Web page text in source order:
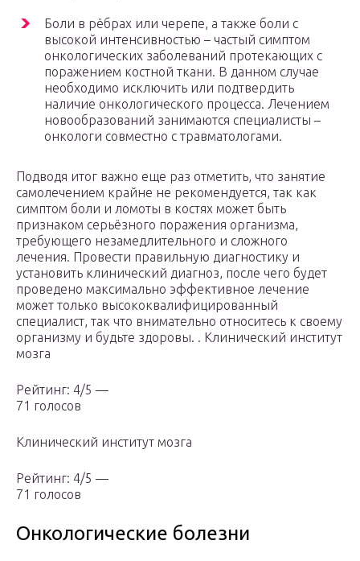
Боли в рёбрах или черепе, а также боли с
высокой интенсивностью – частый симптом
онкологических заболеваний протекающих с
поражением костной ткани. В данном случае
необходимо исключить или подтвердить
наличие онкологического процесса. Лечением
новообразований занимаются специалисты –
онкологи совместно с травматологами.
Подводя итог важно еще раз отметить, что занятие
самолечением крайне не рекомендуется, так как
симптом боли и ломоты в костях может быть
признаком серьёзного поражения организма,
требующего незамедлительного и сложного
лечения. Провести правильную диагностику и
установить клинический диагноз, после чего будет
проведено максимально эффективное лечение
может только высококвалифицированный
специалист, так что внимательно относитесь к своему
организму и будьте здоровы. . Клинический институт
мозга
Рейтинг: 4/5 —
71 голосов
Клинический институт мозга
Рейтинг: 4/5 —
71 голосов
Онкологические болезни